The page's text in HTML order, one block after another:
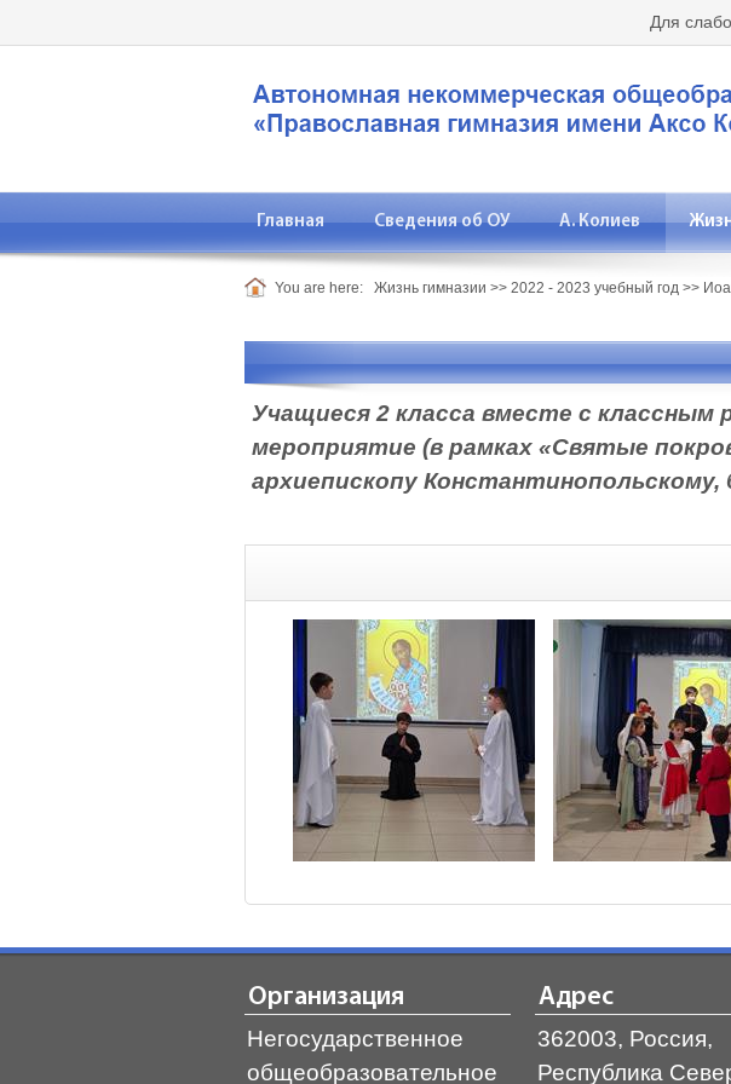
Для
Главная Сведения об ОУ А. Колиев
You are here: Жизнь гимназии >> 2022 - 2023 учебный год >>
Учащиеся 2 класса вместе с
мероприятие (в рамках «Святые
архиепископу Константинопольскому,
Организация
Негосударственное
общеобразовательное
Адрес
362003, Россия,
Республика